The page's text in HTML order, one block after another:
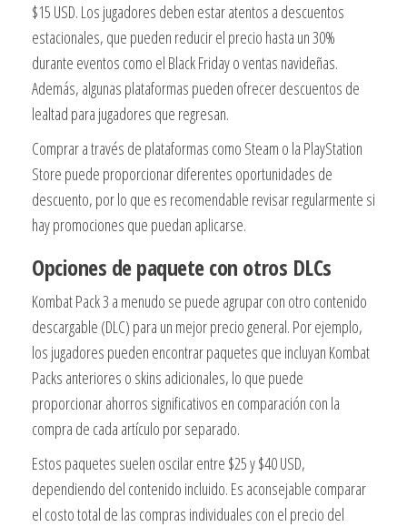
$15 USD. Los jugadores deben estar atentos a descuentos
estacionales, que pueden reducir el precio hasta un 30%
durante eventos como el Black Friday o ventas navideñas.
Además, algunas plataformas pueden ofrecer descuentos de
lealtad para jugadores que regresan.
Comprar a través de plataformas como Steam o la PlayStation
Store puede proporcionar diferentes oportunidades de
descuento, por lo que es recomendable revisar regularmente si
hay promociones que puedan aplicarse.
Opciones de paquete con otros DLCs
Kombat Pack 3 a menudo se puede agrupar con otro contenido
descargable (DLC) para un mejor precio general. Por ejemplo,
los jugadores pueden encontrar paquetes que incluyan Kombat
Packs anteriores o skins adicionales, lo que puede
proporcionar ahorros significativos en comparación con la
compra de cada artículo por separado.
Estos paquetes suelen oscilar entre $25 y $40 USD,
dependiendo del contenido incluido. Es aconsejable comparar
el costo total de las compras individuales con el precio del